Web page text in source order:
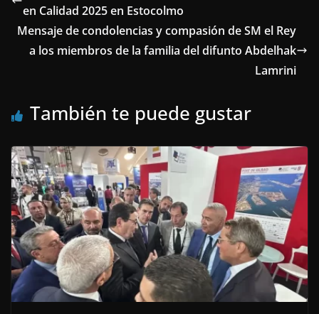
en Calidad 2025 en Estocolmo
Mensaje de condolencias y compasión de SM el Rey
a los miembros de la familia del difunto Abdelhak
Lamrini
También te puede gustar